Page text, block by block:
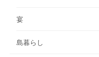
宴
島暮らし